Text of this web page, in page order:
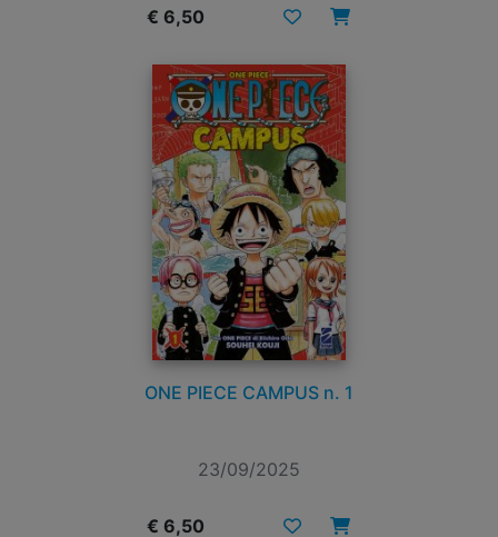
€ 6,50
ONE PIECE CAMPUS n. 1
23/09/2025
€ 6,50